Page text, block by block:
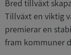
Bred tillväxt
Tillväxt en viktig
premierar en
fram kommuner